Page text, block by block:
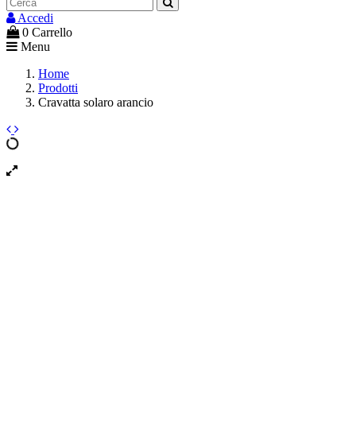
Accedi
0 Carrello
Menu
Home
Prodotti
Cravatta solaro arancio